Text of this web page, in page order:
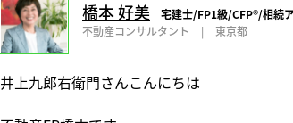
橋本 好美
宅建士/FP1級/CFP®️/相続
不動産コンサルタント
| 東京都
井上九郎右衛門さんこんにちは